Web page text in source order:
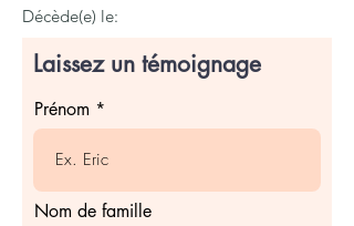
Décède(e) le:
Laissez un témoignage
Prénom
Nom de famille